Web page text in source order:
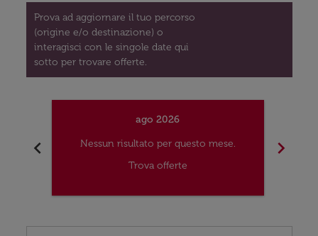
Prova ad aggiornare il tuo percorso
(origine e/o destinazione) o
interagisci con le singole date qui
sotto per trovare offerte.
chevron_left
ago 2026
Nessun risultato per questo mese.
Trova offerte
chevron_right